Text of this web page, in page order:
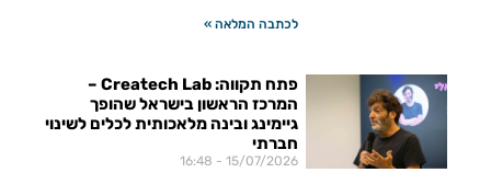
לכתבה המלאה »
פתח תקווה: Createch Lab –
המרכז הראשון בישראל שהופך
גיימינג ובינה מלאכותית לכלים לשינוי
חברתי
15/07/2026